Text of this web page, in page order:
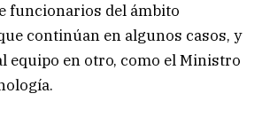
funcionarios del ámbito
continúan en algunos casos, y
equipo en otro, como el Ministro